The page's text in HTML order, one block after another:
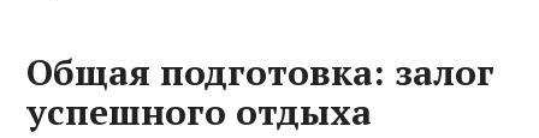
Общая подготовка: залог
успешного отдыха